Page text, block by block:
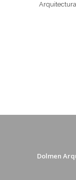
Arquitectura
Dolmen